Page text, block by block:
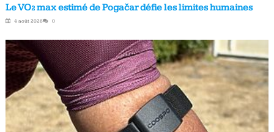
Le VO₂ max estimé de Pogačar défie les limites humaines
4 août 2026 0